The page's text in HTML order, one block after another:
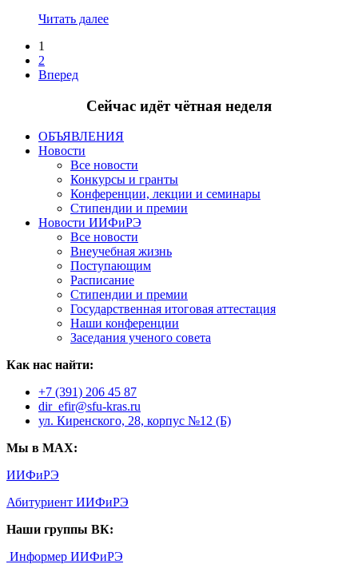
Читать далее
1
2
Вперед
Сейчас идёт чётная неделя
ОБЪЯВЛЕНИЯ
Новости
Все новости
Конкурсы и гранты
Конференции, лекции и семинары
Стипендии и премии
Новости ИИФиРЭ
Все новости
Внеучебная жизнь
Поступающим
Расписание
Стипендии и премии
Государственная итоговая аттестация
Наши конференции
Заседания ученого совета
Как нас найти:
+7 (391) 206 45 87
dir_efir@sfu-kras.ru
ул. Киренского, 28, корпус №12 (Б)
Мы в MAX:
ИИФиРЭ
Абитуриент ИИФиРЭ
Наши группы ВК:
Информер ИИФиРЭ